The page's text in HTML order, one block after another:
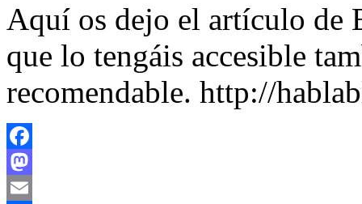
Aquí os dejo el artículo de
que lo tengáis accesible
recomendable. http://
Facebook
Mastodon